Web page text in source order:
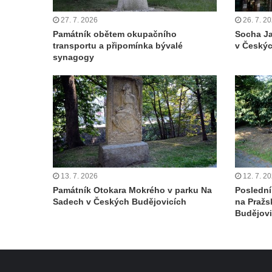
Českých Budějovicích
Památník Otokara Mokrého v parku Na
Sadech v Českých Budějovicích
Poslední dochovaný tramvajový sloup na
Socha Civilizovaní na Husově třídě v
Českých Budějovicích
Socha svatého Jana Nepomuckého Na
Sadech u Mlýnské stoky v Českých
Budějovicích
Sochy brouků u Mlýnské stoky v Českých
Budějovicích
27. 7. 2026
Památník obětem okupačního
transportu a připomínka bývalé
synagogy
26. 7.
Socha
v
13. 7. 2026
Památník Otokara Mokrého v parku Na
Sadech v Českých Budějovicích
12. 7.
na